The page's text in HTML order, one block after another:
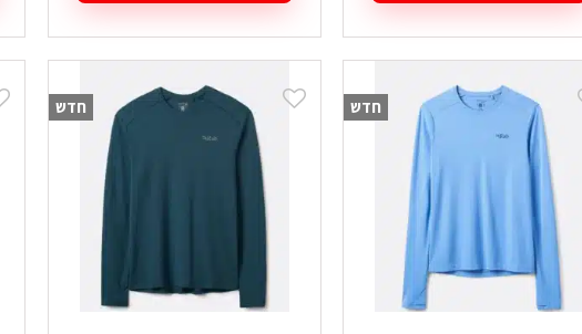
למוצר
זה
יש
מספר
סוגים.
ניתן
לבחור
את
האפשרויות
המוצר
חדש חדש